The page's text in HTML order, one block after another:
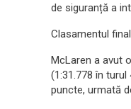
de siguranță a
Clasamentul
McLaren a avut
(1:31.778 în
puncte, urmată